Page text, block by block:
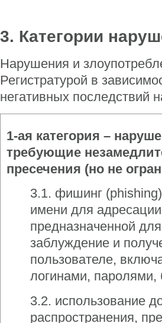
3. Категории
Нарушения и
Регистратурой в
негативных последствий
1-ая категория –
требующие
пресечения (но не
3.1. фишинг
имени для
предназначенной
заблуждение и
пользователе,
логинами, паролями,
3.2. использование
распространения,